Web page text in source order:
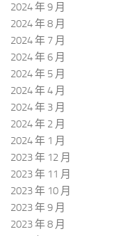
2024 年 9 月
2024 年 8 月
2024 年 7 月
2024 年 6 月
2024 年 5 月
2024 年 4 月
2024 年 3 月
2024 年 2 月
2024 年 1 月
2023 年 12 月
2023 年 11 月
2023 年 10 月
2023 年 9 月
2023 年 8 月